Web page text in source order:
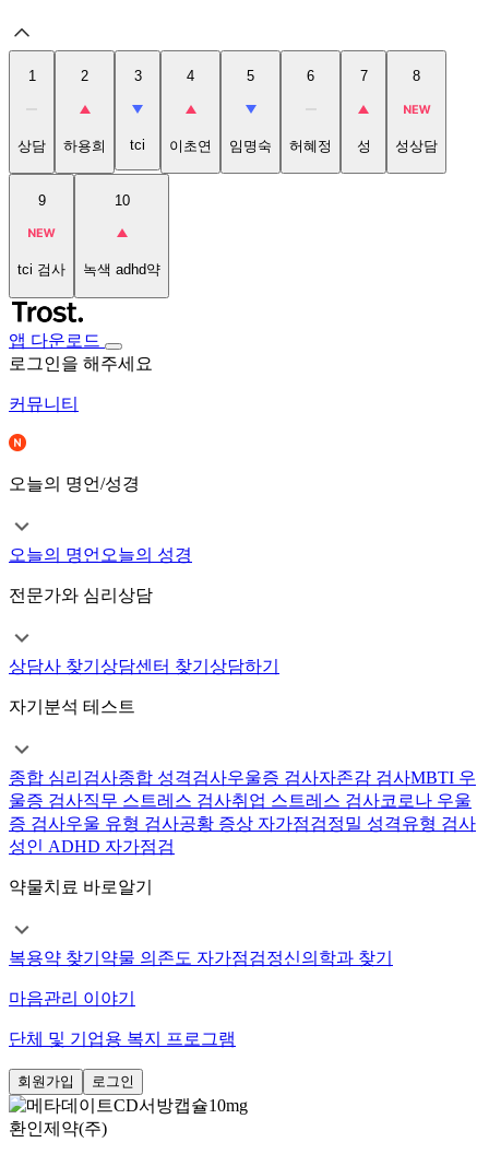
1
상담
2
하용희
3
tci
4
이초연
5
임명숙
6
허혜정
7
성
8
성상담
9
tci 검사
10
녹색 adhd약
앱 다운로드
로그인을 해주세요
커뮤니티
오늘의 명언/성경
오늘의 명언 오늘의 성경
전문가와 심리상담
상담사 찾기 상담센터 찾기 상담하기
자기분석 테스트
종합 심리검사종합 성격검사우울증 검사자존감 검사MBTI 우
울증 검사직무 스트레스 검사취업 스트레스 검사코로나 우울
증 검사우울 유형 검사공황 증상 자가점검정밀 성격유형 검사
성인 ADHD 자가점검
약물치료 바로알기
복용약 찾기 약물 의존도 자가점검정신의학과 찾기
마음관리 이야기
단체 및 기업용 복지 프로그램
회원가입 로그인
환인제약(주)